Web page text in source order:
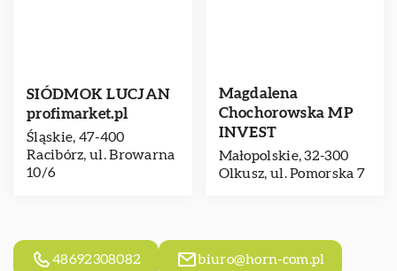
SIÓDMOK LUCJAN
profimarket.pl
Śląskie, 47-400
Racibórz, ul. Browarna
10/6
Magdalena
Chochorowska MP
INVEST
Małopolskie, 32-300
Olkusz, ul. Pomorska 7
48692308082 biuro@horn-com.pl